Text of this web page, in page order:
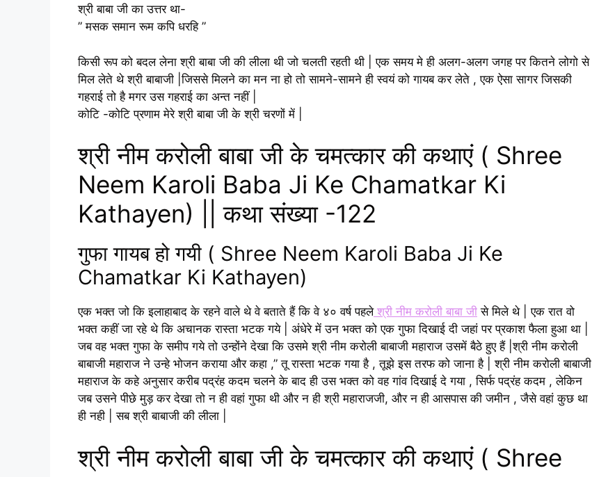
श्री बाबा जी का उत्तर था-
” मसक समान रूम कपि धरहि ”
किसी रूप को बदल लेना श्री बाबा जी की लीला थी जो चलती रहती थी | एक समय मे ही अलग-अलग जगह पर कितने लोगो से
मिल लेते थे श्री बाबाजी |जिससे मिलने का मन ना हो तो सामने-सामने ही स्वयं को गायब कर लेते , एक ऐसा सागर जिसकी
गहराई तो है मगर उस गहराई का अन्त नहीं |
कोटि -कोटि प्रणाम मेरे श्री बाबा जी के श्री चरणों में |
श्री नीम करोली बाबा जी के चमत्कार की कथाएं ( Shree
Neem Karoli Baba Ji Ke Chamatkar Ki
Kathayen) || कथा संख्या -122
गुफा गायब हो गयी ( Shree Neem Karoli Baba Ji Ke
Chamatkar Ki Kathayen)
एक भक्त जो कि इलाहाबाद के रहने वाले थे वे बताते हैं कि वे ४० वर्ष पहलेश्री नीम करोली बाबा जी से मिले थे | एक रात वो
भक्त कहीं जा रहे थे कि अचानक रास्ता भटक गये | अंधेरे में उन भक्त को एक गुफा दिखाई दी जहां पर प्रकाश फैला हुआ था |
जब वह भक्त गुफा के समीप गये तो उन्होंने देखा कि उसमे श्री नीम करोली बाबाजी महाराज उसमें बैठे हुए हैं |श्री नीम करोली
बाबाजी महाराज ने उन्हे भोजन कराया और कहा ,” तू रास्ता भटक गया है , तूझे इस तरफ को जाना है | श्री नीम करोली बाबाजी
महाराज के कहे अनुसार करीब पद्रंह कदम चलने के बाद ही उस भक्त को वह गांव दिखाई दे गया , सिर्फ पद्रंह कदम , लेकिन
जब उसने पीछे मुड़ कर देखा तो न ही वहां गुफा थी और न ही श्री महाराजजी, और न ही आसपास की जमीन , जैसे वहां कुछ था
ही नही | सब श्री बाबाजी की लीला |
श्री नीम करोली बाबा जी के चमत्कार की कथाएं ( Shree